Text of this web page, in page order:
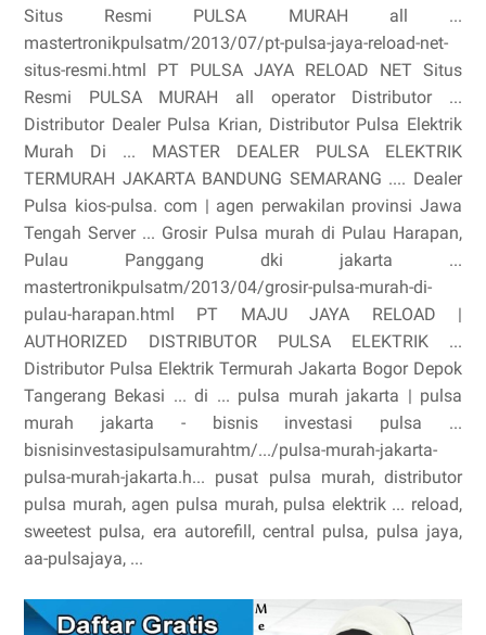
Situs Resmi PULSA MURAH all ...
mastertronikpulsatm/2013/07/pt-pulsa-jaya-reload-net-
situs-resmi.html PT PULSA JAYA RELOAD NET Situs
Resmi PULSA MURAH all operator Distributor ...
Distributor Dealer Pulsa Krian, Distributor Pulsa Elektrik
Murah Di ... MASTER DEALER PULSA ELEKTRIK
TERMURAH JAKARTA BANDUNG SEMARANG .... Dealer
Pulsa kios-pulsa. com | agen perwakilan provinsi Jawa
Tengah Server ... Grosir Pulsa murah di Pulau Harapan,
Pulau Panggang dki jakarta ...
mastertronikpulsatm/2013/04/grosir-pulsa-murah-di-
pulau-harapan.html PT MAJU JAYA RELOAD |
AUTHORIZED DISTRIBUTOR PULSA ELEKTRIK ...
Distributor Pulsa Elektrik Termurah Jakarta Bogor Depok
Tangerang Bekasi ... di ... pulsa murah jakarta | pulsa
murah jakarta - bisnis investasi pulsa ...
bisnisinvestasipulsamurahtm/.../pulsa-murah-jakarta-
pulsa-murah-jakarta.h... pusat pulsa murah, distributor
pulsa murah, agen pulsa murah, pulsa elektrik ... reload,
sweetest pulsa, era autorefill, central pulsa, pulsa jaya,
aa-pulsajaya, ...